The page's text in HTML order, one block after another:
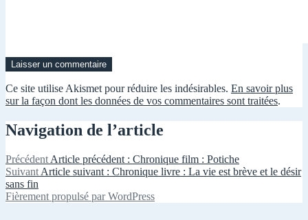
Ce site utilise Akismet pour réduire les indésirables. En savoir plus
sur la façon dont les données de vos commentaires sont traitées.
Navigation de l’article
Précédent Article précédent : Chronique film : Potiche
Suivant Article suivant : Chronique livre : La vie est brève et le désir
sans fin
Fièrement propulsé par WordPress